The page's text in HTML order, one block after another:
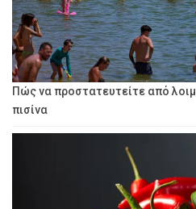
Πώς να προστατευτείτε από
πισίνα